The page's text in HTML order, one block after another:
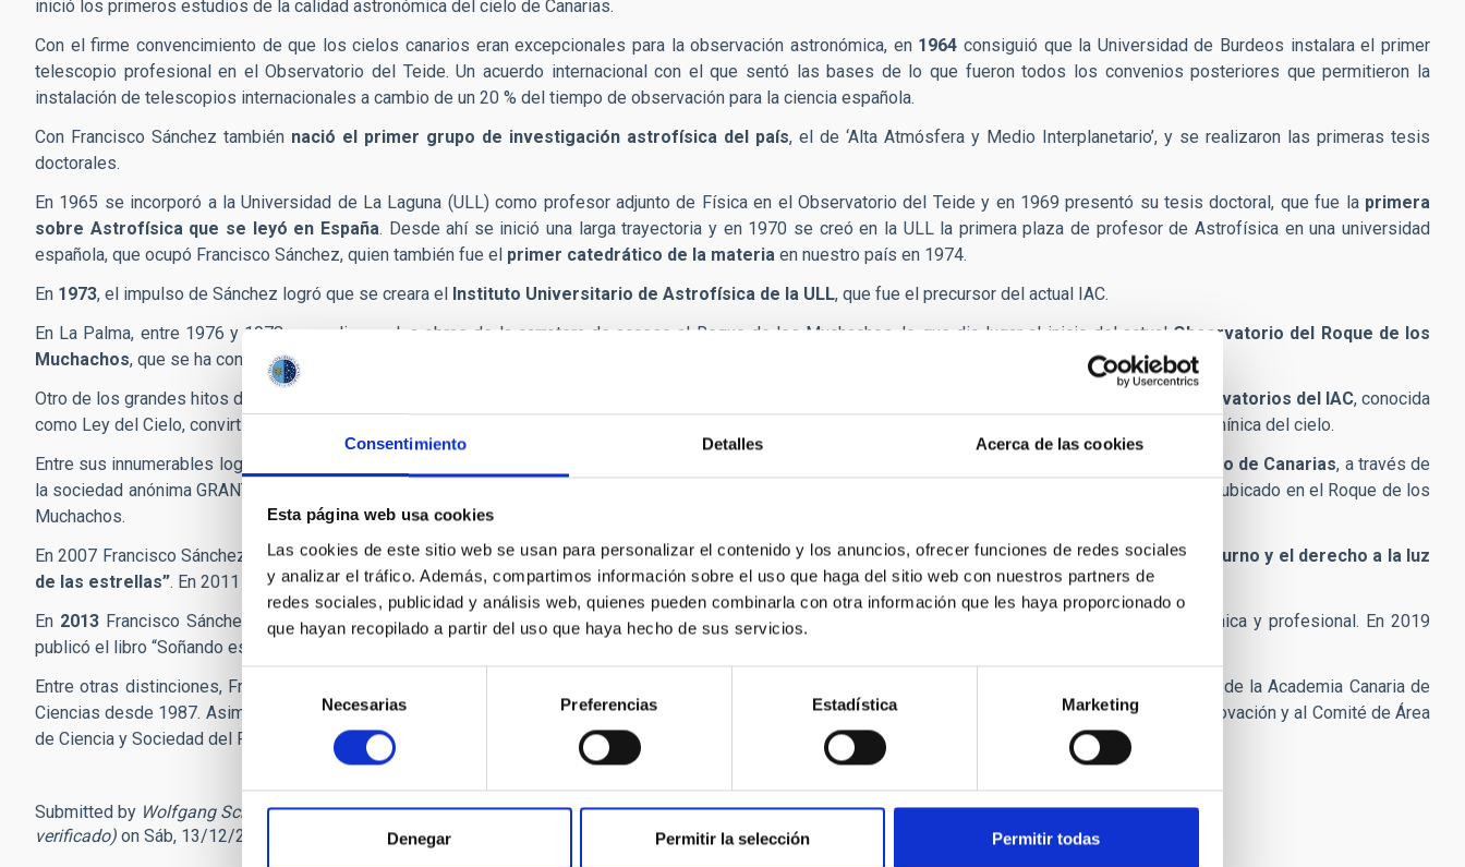
Consentimiento Detalles Acerca de las cookies
Esta página web usa cookies
Las cookies de este sitio web se usan para personalizar el contenido y los anuncios, ofrecer funciones de redes sociales
y analizar el tráfico. Además, compartimos información sobre el uso que haga del sitio web con nuestros partners de
redes sociales, publicidad y análisis web, quienes pueden combinarla con otra información que les haya proporcionado o
que hayan recopilado a partir del uso que haya hecho de sus servicios.
Selección
de
consentimiento
Necesarias Preferencias Estadística Marketing
Denegar Permitir la selección Permitir todas
inició los primeros estudios de la calidad astronómica del cielo de Canarias.
Con el firme convencimiento de que los cielos canarios eran excepcionales para la observación astronómica, en 1964 consiguió que la Universidad de Burdeos instalara el primer
telescopio profesional en el Observatorio del Teide. Un acuerdo internacional con el que sentó las bases de lo que fueron todos los convenios posteriores que permitieron la
instalación de telescopios internacionales a cambio de un 20 % del tiempo de observación para la ciencia española.
Con Francisco Sánchez también nació el primer grupo de investigación astrofísica del país, el de ‘Alta Atmósfera y Medio Interplanetario’, y se realizaron las primeras tesis
doctorales.
En 1965 se incorporó a la Universidad de La Laguna (ULL) como profesor adjunto de Física en el Observatorio del Teide y en 1969 presentó su tesis doctoral, que fue la primera
sobre Astrofísica que se leyó en España. Desde ahí se inició una larga trayectoria y en 1970 se creó en la ULL la primera plaza de profesor de Astrofísica en una universidad
española, que ocupó Francisco Sánchez, quien también fue el primer catedrático de la materia en nuestro país en 1974.
En 1973, el impulso de Sánchez logró que se creara el Instituto Universitario de Astrofísica de la ULL, que fue el precursor del actual IAC.
En La Palma, entre 1976 y 1978 se realizaron las obras de la carretera de acceso al Roque de los Muchachos, lo que dio lugar al inicio del actual Observatorio del Roque de los
Muchachos, que se ha convertido en uno de los más importantes del mundo.
Otro de los grandes hitos de Francisco Sánchez fue la puesta en marcha, en
Ley para la Protección de la Calidad Astronómica de los Observatorios del IAC, conocida
como Ley del Cielo, convirtiendo a Canarias en la primera comunidad autónoma que limitó los niveles de iluminación artificial para evitar la contaminación lumínica del cielo.
Entre sus innumerables logros, hay que destacar que Francisco Sánchez fue el impulsor de la construcción y puesta en funcionamiento del
Gran Telescopio de Canarias, a través de
la sociedad anónima GRANTECAN, S.A, que fue inaugurado en 2009 y que a día de hoy es el telescopio en rango visible e infrarrojo más grande del mundo, ubicado en el Roque de los
Muchachos.
En 2007 Francisco Sánchez participó en la Conferencia Internacional Starlight de La Palma de la que surgió“La declaración en la defensa del cielo nocturno y el derecho a la luz
de las estrellas”. En 2011 promovió la creación de laFundación Starlightcon el objetivo de difundir los principios de la Declaración de La Palma.
En 2013Francisco Sánchez dejó la dirección del IAC y, desde entonces, participó en conferencias y recibió nuevas distinciones por su carrera académica y profesional. En 2019
publicó el libro “Soñando estrellas”, un relato autobiográfico que iluminó su amor por el Universo y su compromiso con la astrofísica española.
Entre otras distinciones, Francisco Sánchez fue
y miembro de la Real Sociedad de Amigos del País desde 1985 y de la Academia Canaria de
Ciencias desde 1987. Asimismo, fue vicepresidente de la European Astronomical Society (EAS), perteneció al Consejo Asesor de Ciencia, Tecnología e Innovación y al Comité de Área
de Ciencia y Sociedad del Programa Iberoamericano de Ciencia y Tecnología para el Desarrollo (CYTED).
Submitted by Wolfgang Schmidt (no
verificado) on Sáb, 13/12/2025 - 13:51 Gracias